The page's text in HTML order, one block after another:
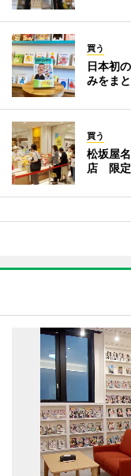
買う
日本初
みをま
買う
松坂屋
店 限定